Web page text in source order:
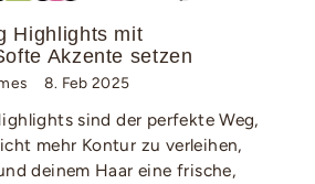
Highlights mit
Akzente setzen
8. Feb 2025
sind der perfekte Weg,
mehr Kontur zu verleihen,
deinem Haar eine frische,